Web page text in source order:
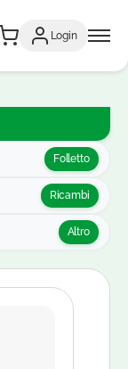
Login
Folletto
Ricambi
Altro